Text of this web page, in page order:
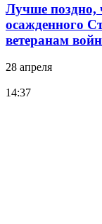
Лучше поздно,
осажденного
ветеранам
28 апреля
14:37